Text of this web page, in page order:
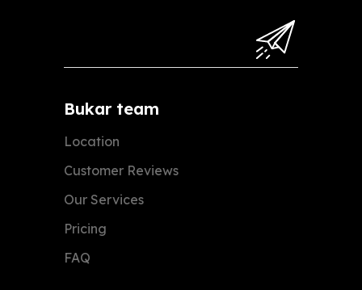
Bukar team
Location
Customer Reviews
Our Services
Pricing
FAQ